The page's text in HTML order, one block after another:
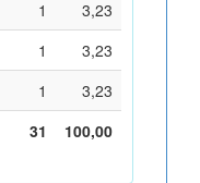
1
3,23
1
3,23
1
3,23
31
100,00